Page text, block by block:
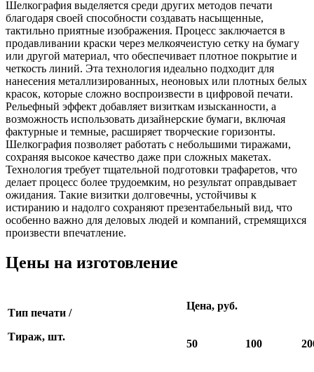
Шелкография выделяется среди других методов печати
благодаря своей способности создавать насыщенные,
тактильно приятные изображения. Процесс заключается в
продавливании краски через мелкоячеистую сетку на бумагу
или другой материал, что обеспечивает плотное покрытие и
четкость линий. Эта технология идеально подходит для
нанесения металлизированных, неоновых или плотных белых
красок, которые сложно воспроизвести в цифровой печати.
Рельефный эффект добавляет визиткам изысканности, а
возможность использовать дизайнерские бумаги, включая
фактурные и темные, расширяет творческие горизонты.
Шелкография позволяет работать с небольшими тиражами,
сохраняя высокое качество даже при сложных макетах.
Технология требует тщательной подготовки трафаретов, что
делает процесс более трудоемким, но результат оправдывает
ожидания. Такие визитки долговечны, устойчивы к
истиранию и надолго сохраняют презентабельный вид, что
особенно важно для деловых людей и компаний, стремящихся
произвести впечатление.
Цены на изготовление
Тип печати /
Тираж, шт.
Цена, руб.
50 100